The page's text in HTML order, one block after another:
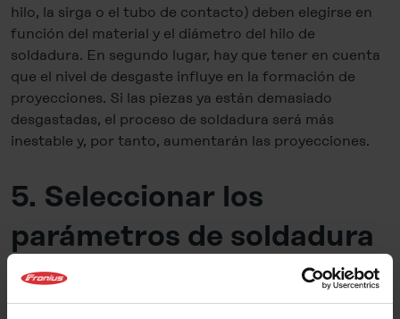
hilo, la sirga o el tubo de contacto) deben elegirse en
función del material y el diámetro del hilo de
soldadura. En segundo lugar, hay que tener en cuenta
que el nivel de desgaste influye en la formación de
proyecciones. Si las piezas ya están demasiado
desgastadas, el proceso de soldadura será más
inestable y, por tanto, aumentarán las proyecciones.
5. Seleccionar los
parámetros de soldadura
correctos